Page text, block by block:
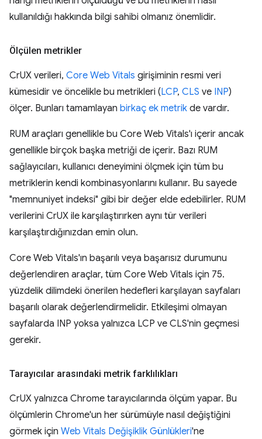
kullanıldığı hakkında bilgi sahibi olmanız önemlidir.
Ölçülen metrikler
CrUX verileri, Core Web Vitals girişiminin resmi veri
kümesidir ve öncelikle bu metrikleri (LCP, CLS ve INP)
ölçer. Bunları tamamlayan birkaç ek metrik de vardır.
RUM araçları genellikle bu Core Web Vitals'ı içerir ancak
genellikle birçok başka metriği de içerir. Bazı RUM
sağlayıcıları, kullanıcı deneyimini ölçmek için tüm bu
metriklerin kendi kombinasyonlarını kullanır. Bu sayede
"memnuniyet indeksi" gibi bir değer elde edebilirler. RUM
verilerini CrUX ile karşılaştırırken aynı tür verileri
karşılaştırdığınızdan emin olun.
Core Web Vitals'ın başarılı veya başarısız durumunu
değerlendiren araçlar, tüm Core Web Vitals için 75.
yüzdelik dilimdeki önerilen hedefleri karşılayan sayfaları
başarılı olarak değerlendirmelidir. Etkileşimi olmayan
sayfalarda INP yoksa yalnızca LCP ve CLS'nin geçmesi
gerekir.
Tarayıcılar arasındaki metrik farklılıkları
CrUX yalnızca Chrome tarayıcılarında ölçüm yapar. Bu
ölçümlerin Chrome'un her sürümüyle nasıl değiştiğini
görmek için Web Vitals Değişiklik Günlükleri'ne